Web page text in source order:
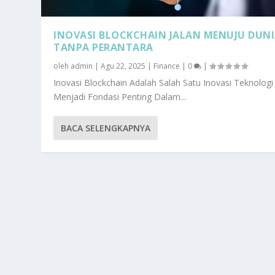
INOVASI BLOCKCHAIN JALAN MENUJU
TANPA PERANTARA
oleh admin |Agu 22, 2025 | Finance | 0 |
Inovasi Blockchain Adalah Salah Satu Inovasi Teknologi
Menjadi Fondasi Penting Dalam...
BACA SELENGKAPNYA